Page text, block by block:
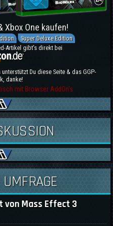
Xbox One kaufen!
Super Deluxe Edition
Artikel gibt's direkt bei
Du diese Seite & das GGP-
danke!
mit Browser AddOn's
von Mass Effect 3